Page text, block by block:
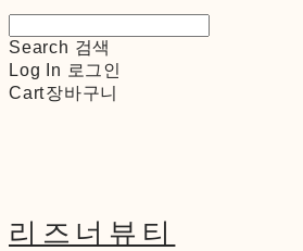
Search 검색
Log In 로그인
Cart장바구니
리즈너뷰티